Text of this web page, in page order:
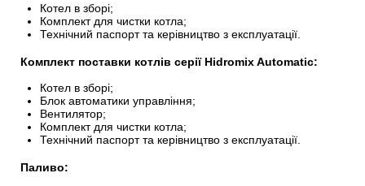
Котел в зборі;
Комплект для чистки котла;
Технічний паспорт та керівництво з експлуатації.
Комплект поставки котлів серіїHidromix Automatic:
Котел в зборі;
Блок автоматики управління;
Вентилятор;
Комплект для чистки котла;
Технічний паспорт та керівництво з експлуатації.
Паливо: